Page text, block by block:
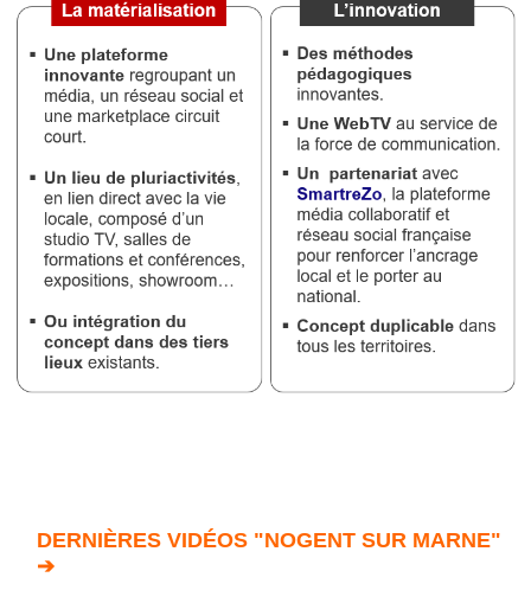
DERNIÈRES VIDÉOS "NOGENT SUR MARNE"
➔